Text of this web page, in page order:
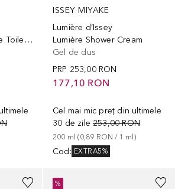
Ei Solar Violet Eau de Toilette
ISSEY MIYAKE
Lumière d’Issey
Lumière Shower Cream
Gel de dus
PRP 253,00 RON
177,10 RON
Cel mai mic preț din ultimele
30 de zile 253,00 RON
200 ml (0,89 RON / 1 ml )
Cod : EXTRA5%
%